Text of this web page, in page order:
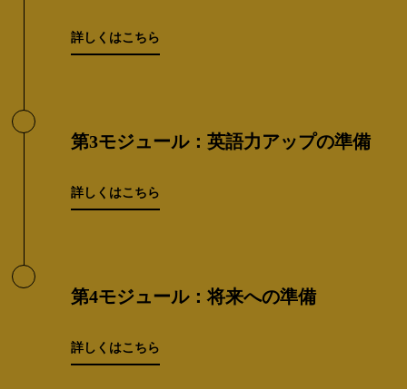
詳しくはこちら
第3モジュール：英語力アップの準備
詳しくはこちら
第4モジュール：将来への準備
詳しくはこちら